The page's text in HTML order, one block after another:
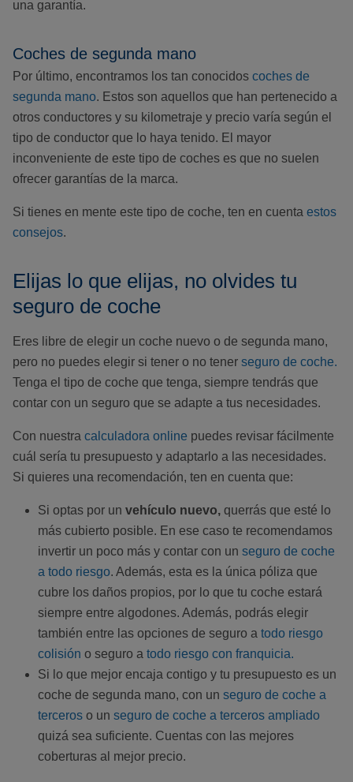
una garantía.
Coches de segunda mano
Por último, encontramos los tan conocidos coches de
segunda mano. Estos son aquellos que han pertenecido a
otros conductores y su kilometraje y precio varía según el
tipo de conductor que lo haya tenido. El mayor
inconveniente de este tipo de coches es que no suelen
ofrecer garantías de la marca.
Si tienes en mente este tipo de coche, ten en cuenta estos
consejos.
Elijas lo que elijas, no olvides tu
seguro de coche
Eres libre de elegir un coche nuevo o de segunda mano,
pero no puedes elegir si tener o no tener seguro de coche.
Tenga el tipo de coche que tenga, siempre tendrás que
contar con un seguro que se adapte a tus necesidades.
Con nuestra calculadora online puedes revisar fácilmente
cuál sería tu presupuesto y adaptarlo a las necesidades.
Si quieres una recomendación, ten en cuenta que:
Si optas por un vehículo nuevo, querrás que esté lo
más cubierto posible. En ese caso te recomendamos
invertir un poco más y contar con un seguro de coche
a todo riesgo. Además, esta es la única póliza que
cubre los daños propios, por lo que tu coche estará
siempre entre algodones. Además, podrás elegir
también entre las opciones de seguro a todo riesgo
colisión o seguro a todo riesgo con franquicia.
Si lo que mejor encaja contigo y tu presupuesto es un
coche de segunda mano, con un seguro de coche a
terceros o un seguro de coche a terceros ampliado
quizá sea suficiente. Cuentas con las mejores
coberturas al mejor precio.